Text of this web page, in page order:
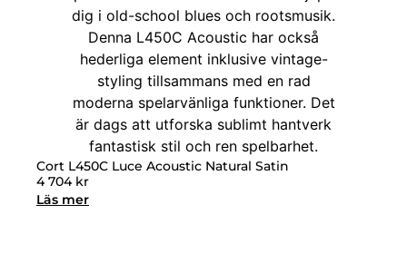
Cort L450C Luce Acoustic Natural Satin
4 704 kr
Läs mer